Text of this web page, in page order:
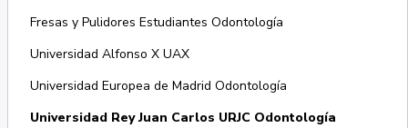
Fresas y Pulidores Estudiantes Odontología
Universidad Alfonso X UAX
Universidad Europea de Madrid Odontología
Universidad Rey Juan Carlos URJC Odontología